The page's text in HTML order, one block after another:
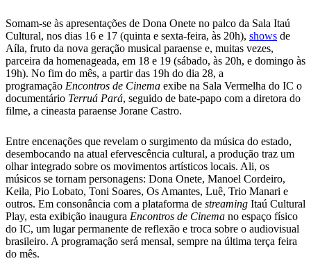
Somam-se às apresentações de Dona Onete no palco da Sala Itaú
Cultural, nos dias 16 e 17 (quinta e sexta-feira, às 20h), shows de
Aíla, fruto da nova geração musical paraense e, muitas vezes,
parceira da homenageada, em 18 e 19 (sábado, às 20h, e domingo às
19h). No fim do mês, a partir das 19h do dia 28, a
programação Encontros de Cinema exibe na Sala Vermelha do IC o
documentário Terruá Pará, seguido de bate-papo com a diretora do
filme, a cineasta paraense Jorane Castro.
Entre encenações que revelam o surgimento da música do estado,
desembocando na atual efervescência cultural, a produção traz um
olhar integrado sobre os movimentos artísticos locais. Ali, os
músicos se tornam personagens: Dona Onete, Manoel Cordeiro,
Keila, Pio Lobato, Toni Soares, Os Amantes, Luê, Trio Manari e
outros. Em consonância com a plataforma de streaming Itaú Cultural
Play, esta exibição inaugura Encontros de Cinema no espaço físico
do IC, um lugar permanente de reflexão e troca sobre o audiovisual
brasileiro. A programação será mensal, sempre na última terça feira
do mês.